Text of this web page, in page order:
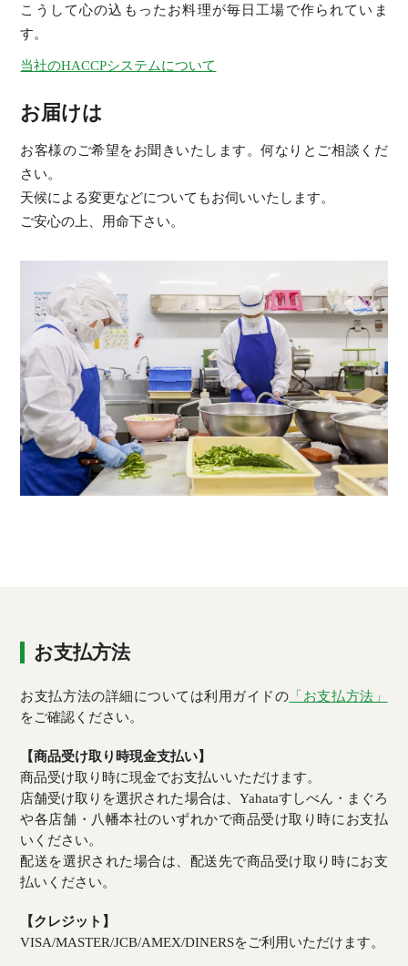
こうして心の込もったお料理が毎日工場で作られていま
す。
当社のHACCPシステムについて
お届けは
お客様のご希望をお聞きいたします。何なりとご相談くだ
さい。
天候による変更などについてもお伺いいたします。
ご安心の上、用命下さい。
お支払方法
お支払方法の詳細については利用ガイドの 「お支払方法」
をご確認ください。
【商品受け取り時現金支払い】
商品受け取り時に現金でお支払いいただけます。
店舗受け取りを選択された場合は、Yahataすしべん・まぐろ
や各店舗・八幡本社のいずれかで商品受け取り時にお支払
いください。
配送を選択された場合は、配送先で商品受け取り時にお支
払いください。
【クレジット】
VISA/MASTER/JCB/AMEX/DINERSをご利用いただけます。